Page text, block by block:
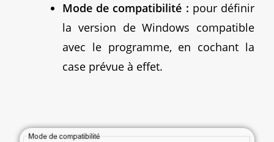
Mode de compatibilité : pour définir
la version de Windows compatible
avec le programme, en cochant la
case prévue à effet.